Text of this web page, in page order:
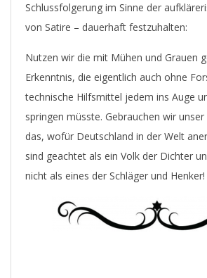
Schlussfolgerung im Sinne der
von Satire – dauerhaft festzuhalten:
Nutzen wir die mit Mühen und Grauen
Erkenntnis, die eigentlich auch ohne
technische Hilfsmittel jedem ins Auge
springen müsste. Gebrauchen wir
das, wofür Deutschland in der Welt
sind geachtet als ein Volk der Dichter
nicht als eines der Schläger und Henker!